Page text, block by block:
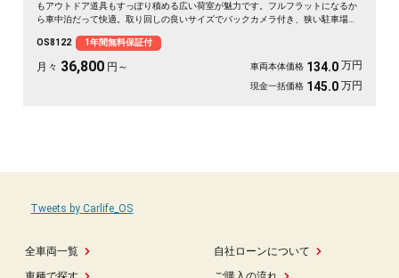
もアウトドア道具もすっぽり積める広い荷室が魅力です。フルフラットになるか
ら車中泊だって快適。取り回しの良いサイズでバックカメラ付き、狭い駐車場も
コーダー付きで万が一の時も映像で安心。走りに彩りを添える一台です《1年保
証付》🚗✨💚💺😎
OS8122 1年間無料保証付
月々 36,800 円～ 車両本体価格 134.0 万円
現金一括価格 145.0 万円
全車両一覧
自社ローンについて
Tweets by Carlife_OS